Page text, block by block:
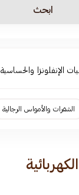
ابحث
الإنفلونزا والحساسية
الشفرات والأمواس الرجالية